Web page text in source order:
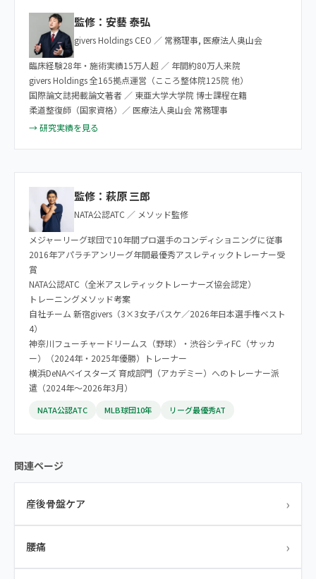
監修：安藝 泰弘
givers Holdings CEO ／ 常務理事, 医療法人奥山会
臨床経験28年・施術実績15万人超 ／ 年間約80万人来院
givers Holdings 全165拠点運営（こころ整体院125院 他）
国際論文誌掲載論文著者 ／ 東亜大学大学院 博士課程在籍
柔道整復師（国家資格）／ 医療法人奥山会 常務理事
→ 研究実績を見る
監修：萩原 三郎
NATA公認ATC ／ メソッド監修
メジャーリーグ球団で10年間プロ選手のコンディショニングに従事
2016年アパラチアンリーグ年間最優秀アスレティックトレーナー受
賞
NATA公認ATC（全米アスレティックトレーナーズ協会認定）
トレーニングメソッド考案
自社チーム 新宿givers（3×3女子バスケ／2026年日本選手権ベスト
4）
神奈川フューチャードリームス（野球）・渋谷シティFC（サッカ
ー）（2024年・2025年優勝）トレーナー
横浜DeNAベイスターズ 育成部門（アカデミー）へのトレーナー派
遣（2024年〜2026年3月）
NATA公認ATC MLB球団10年 リーグ最優秀AT
関連ページ
産後骨盤ケア ›
腰痛 ›